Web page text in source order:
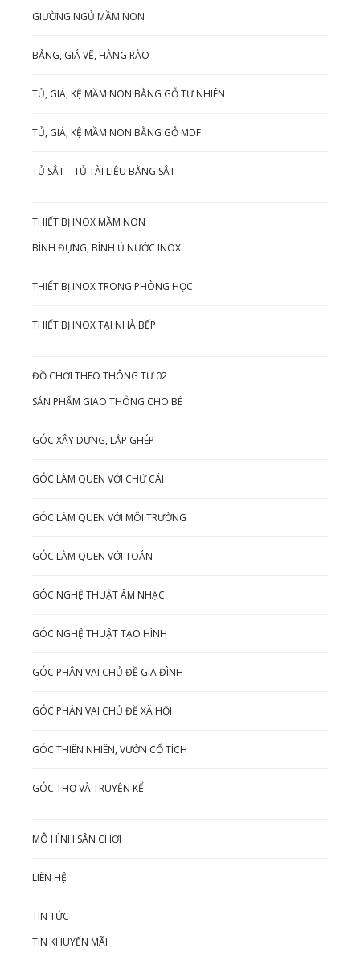
GIƯỜNG NGỦ MẦM NON
BẢNG, GIÁ VẼ, HÀNG RÀO
TỦ, GIÁ, KỆ MẦM NON BẰNG GỖ TỰ NHIÊN
TỦ, GIÁ, KỆ MẦM NON BẰNG GỖ MDF
TỦ SẮT – TỦ TÀI LIỆU BẰNG SẮT
THIẾT BỊ INOX MẦM NON
BÌNH ĐỰNG, BÌNH Ủ NƯỚC INOX
THIẾT BỊ INOX TRONG PHÒNG HỌC
THIẾT BỊ INOX TẠI NHÀ BẾP
ĐỒ CHƠI THEO THÔNG TƯ 02
SẢN PHẨM GIAO THÔNG CHO BÉ
GÓC XÂY DỰNG, LẮP GHÉP
GÓC LÀM QUEN VỚI CHỮ CÁI
GÓC LÀM QUEN VỚI MÔI TRƯỜNG
GÓC LÀM QUEN VỚI TOÁN
GÓC NGHỆ THUẬT ÂM NHẠC
GÓC NGHỆ THUẬT TẠO HÌNH
GÓC PHÂN VAI CHỦ ĐỀ GIA ĐÌNH
GÓC PHÂN VAI CHỦ ĐỀ XÃ HỘI
GÓC THIÊN NHIÊN, VƯỜN CỔ TÍCH
GÓC THƠ VÀ TRUYỆN KỂ
MÔ HÌNH SÂN CHƠI
LIÊN HỆ
TIN TỨC
TIN KHUYẾN MÃI